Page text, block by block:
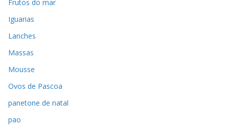
Frutos do mar
Iguarias
Lanches
Massas
Mousse
Ovos de Pascoa
panetone de natal
pao